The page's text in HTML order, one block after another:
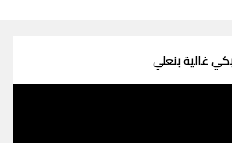
غالية بنعلي